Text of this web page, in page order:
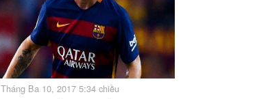
Tháng Ba 10, 2017 5:34 chiều